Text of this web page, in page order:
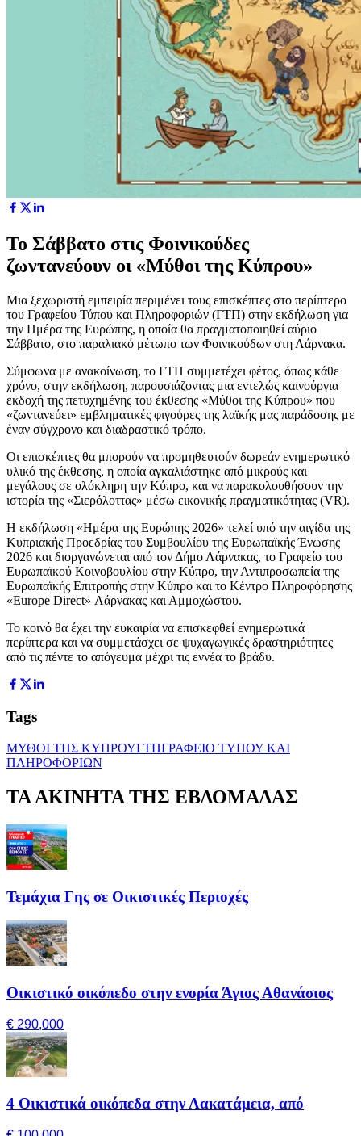
Το Σάββατο στις Φοινικούδες
ζωντανεύουν οι «Μύθοι της Κύπρου»
Μια ξεχωριστή εμπειρία περιμένει τους επισκέπτες στο περίπτερο
του Γραφείου Τύπου και Πληροφοριών (ΓΤΠ) στην εκδήλωση για
την Ημέρα της Ευρώπης, η οποία θα πραγματοποιηθεί αύριο
Σάββατο, στο παραλιακό μέτωπο των Φοινικούδων στη Λάρνακα.
Σύμφωνα με ανακοίνωση, το ΓΤΠ συμμετέχει φέτος, όπως κάθε
χρόνο, στην εκδήλωση, παρουσιάζοντας μια εντελώς καινούργια
εκδοχή της πετυχημένης του έκθεσης «Μύθοι της Κύπρου» που
«ζωντανεύει» εμβληματικές φιγούρες της λαϊκής μας παράδοσης με
έναν σύγχρονο και διαδραστικό τρόπο.
Οι επισκέπτες θα μπορούν να προμηθευτούν δωρεάν ενημερωτικό
υλικό της έκθεσης, η οποία αγκαλιάστηκε από μικρούς και
μεγάλους σε ολόκληρη την Κύπρο, και να παρακολουθήσουν την
ιστορία της «Σιερόλοττας» μέσω εικονικής πραγματικότητας (VR).
Η εκδήλωση «Ημέρα της Ευρώπης 2026» τελεί υπό την αιγίδα της
Κυπριακής Προεδρίας του Συμβουλίου της Ευρωπαϊκής Ένωσης
2026 και διοργανώνεται από τον Δήμο Λάρνακας, το Γραφείο του
Ευρωπαϊκού Κοινοβουλίου στην Κύπρο, την Αντιπροσωπεία της
Ευρωπαϊκής Επιτροπής στην Κύπρο και το Κέντρο Πληροφόρησης
«Europe Direct» Λάρνακας και Αμμοχώστου.
Το κοινό θα έχει την ευκαιρία να επισκεφθεί ενημερωτικά
περίπτερα και να συμμετάσχει σε ψυχαγωγικές δραστηριότητες
από τις πέντε το απόγευμα μέχρι τις εννέα το βράδυ.
Tags
ΜΥΘΟΙ ΤΗΣ ΚΥΠΡΟΥΓΤΠΓΡΑΦΕΙΟ ΤΥΠΟΥ ΚΑΙ
ΠΛΗΡΟΦΟΡΙΩΝ
ΤΑ ΑΚΙΝΗΤΑ ΤΗΣ ΕΒΔΟΜΑΔΑΣ
Τεμάχια Γης σε Οικιστικές Περιοχές
Οικιστικό οικόπεδο στην ενορία Άγιος Αθανάσιος
€ 290,000
4 Οικιστικά οικόπεδα στην Λακατάμεια, από